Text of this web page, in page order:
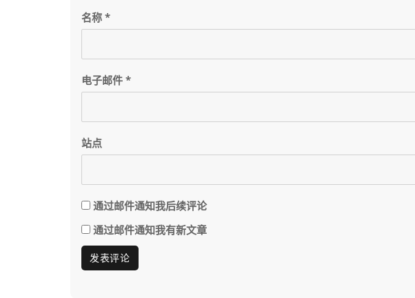
名称 *
电子邮件 *
站点
通过邮件通知我后续评论
通过邮件通知我有新文章